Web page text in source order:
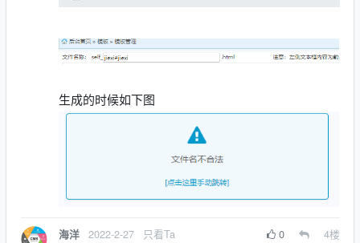
生成的时候如下图
海洋 2022-2-27 只看Ta 0 4楼